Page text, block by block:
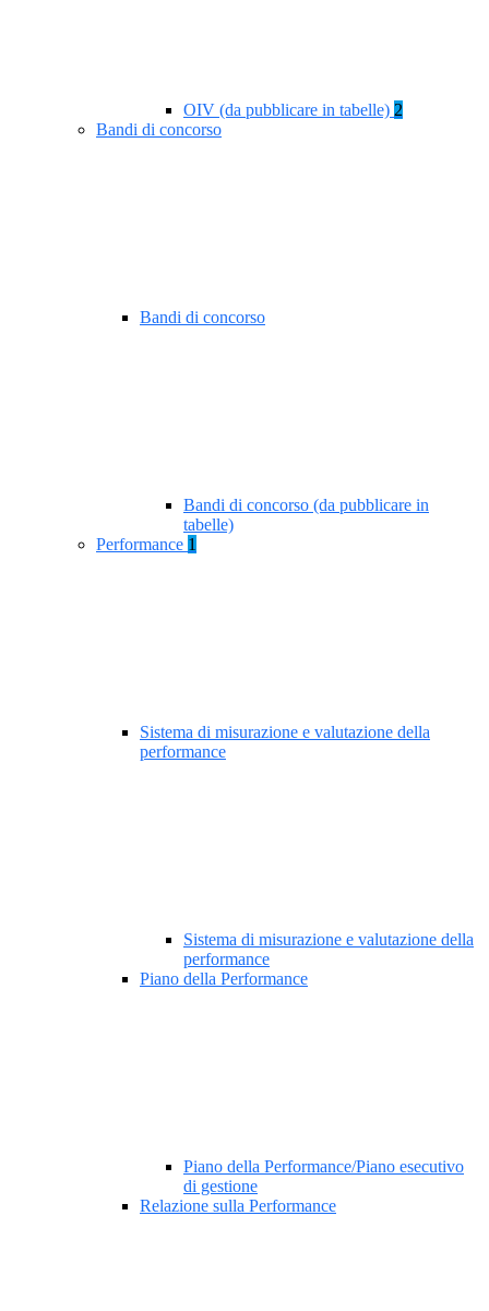
OIV (da pubblicare in tabelle) 2
Bandi di concorso
Bandi di concorso
Bandi di concorso (da pubblicare in
tabelle)
Performance 1
Sistema di misurazione e valutazione della
performance
Sistema di misurazione e valutazione della
performance
Piano della Performance
Piano della Performance/Piano esecutivo
di gestione
Relazione sulla Performance